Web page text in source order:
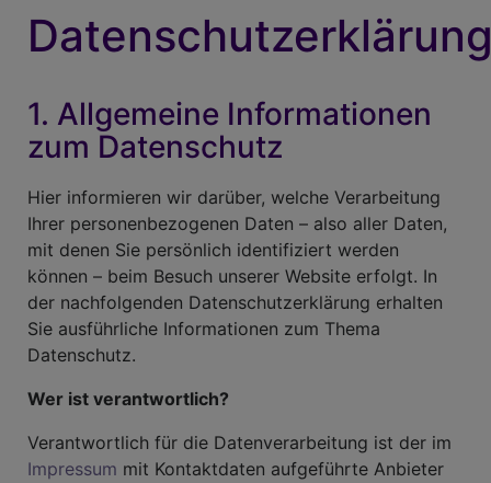
1. Allgemeine Informationen
zum Datenschutz
Hier informieren wir darüber, welche Verarbeitung
Ihrer personenbezogenen Daten – also aller Daten,
mit denen Sie persönlich identifiziert werden
können – beim Besuch unserer Website erfolgt. In
der nachfolgenden Datenschutzerklärung erhalten
Sie ausführliche Informationen zum Thema
Datenschutz.
Wer ist verantwortlich?
Verantwortlich für die Datenverarbeitung ist der im
Impressum mit Kontaktdaten aufgeführte Anbieter